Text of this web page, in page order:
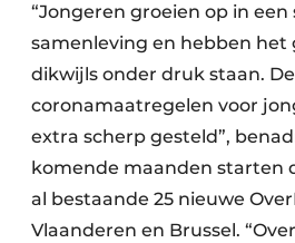
“Jongeren groeien op in
samenleving en hebben het
dikwijls onder druk staan.
coronamaatregelen voor
extra scherp gesteld”,
komende maanden starten
al bestaande 25 nieuwe
Vlaanderen en Brussel.